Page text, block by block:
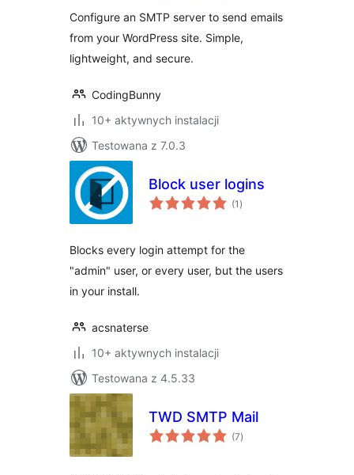
Configure an SMTP server to send emails
from your WordPress site. Simple,
lightweight, and secure.
CodingBunny
10+ aktywnych instalacji
Testowana z 7.0.3
Block user logins
(1 wszystkich
ocen
)
Blocks every login attempt for the
"admin" user, or every user, but the users
in your install.
acsnaterse
10+ aktywnych instalacji
Testowana z 4.5.33
TWD SMTP Mail
(7wszystkich
ocen
)